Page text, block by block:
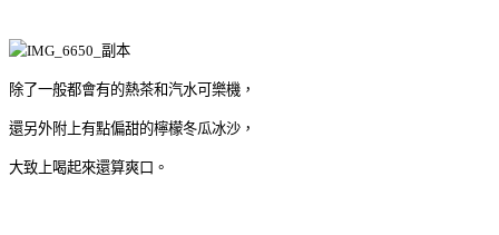
除了一般都會有的熱茶和汽水可樂機，
還另外附上有點偏甜的檸檬冬瓜冰沙，
大致上喝起來還算爽口。